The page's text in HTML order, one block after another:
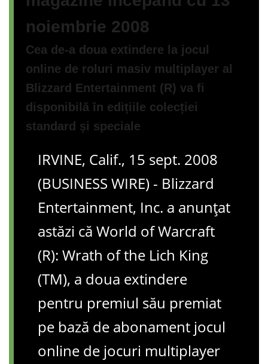
noiembrie 2008
Cea de-a doua extindere la jocul
online de roluri masiv multiplayer al
Blizzard Entertainment (R) va fi
disponibilă în edițiile colecției
standard și speciale
IRVINE, Calif., 15 sept. 2008
(BUSINESS WIRE) - Blizzard
Entertainment, Inc. a anunțat
astăzi că World of Warcraft
(R): Wrath of the Lich King
(TM), a doua extindere
pentru premiul său premiat
pe bază de abonament jocul
online de jocuri multiplayer